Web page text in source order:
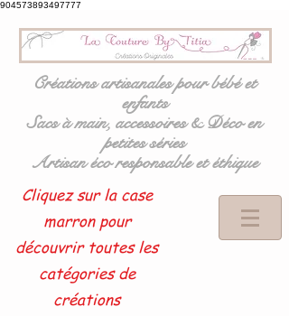
904573893497777
Créations artisanales pour bébé et
enfants
Sacs à main, accessoires & Déco en
petites séries
Artisan éco responsable et éthique
Cliquez sur la case
marron pour
découvrir toutes les
catégories de
créations